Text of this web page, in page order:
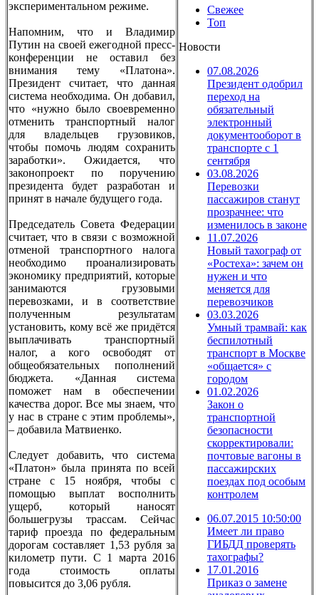
экспериментальном режиме.
Напомним, что и Владимир
Путин на своей ежегодной пресс-
конференции не оставил без
внимания тему «Платона».
Президент считает, что данная
система необходима. Он добавил,
что «нужно было своевременно
отменить транспортный налог
для владельцев грузовиков,
чтобы помочь людям сохранить
заработки». Ожидается, что
законопроект по поручению
президента будет разработан и
принят в начале будущего года.
Председатель Совета Федерации
считает, что в связи с возможной
отменой транспортного налога
необходимо проанализировать
экономику предприятий, которые
занимаются грузовыми
перевозками, и в соответствие
полученным результатам
установить, кому всё же придётся
выплачивать транспортный
налог, а кого освободят от
общеобязательных пополнений
бюджета. «Данная система
поможет нам в обеспечении
качества дорог. Все мы знаем, что
у нас в стране с этим проблемы»,
– добавила Матвиенко.
Следует добавить, что система
«Платон» была принята по всей
стране с 15 ноября, чтобы с
помощью выплат восполнить
ущерб, который наносят
большегрузы трассам. Сейчас
тариф проезда по федеральным
дорогам составляет 1,53 рубля за
километр пути. С 1 марта 2016
года стоимость оплаты
повысится до 3,06 рубля.
Свежее
Топ
Новости
07.08.2026
Президент одобрил
переход на
обязательный
электронный
документооборот в
транспорте с 1
сентября
03.08.2026
Перевозки
пассажиров станут
прозрачнее: что
изменилось в законе
11.07.2026
Новый тахограф от
«Ростеха»: зачем он
нужен и что
меняется для
перевозчиков
03.03.2026
Умный трамвай: как
беспилотный
транспорт в Москве
«общается» с
городом
01.02.2026
Закон о
транспортной
безопасности
скорректировали:
почтовые вагоны в
пассажирских
поездах под особым
контролем
06.07.2015 10:50:00
Имеет ли право
ГИБДД проверять
тахографы?
17.01.2016
Приказ о замене